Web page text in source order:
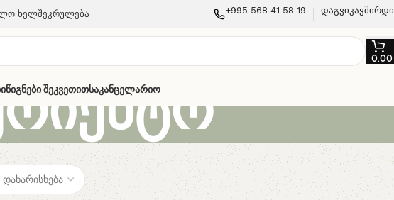
Ხელშეკრულება +995 568 41 58 19
0.00
Წიგნები ᲨეკვეთითᲡაკანცელარიო